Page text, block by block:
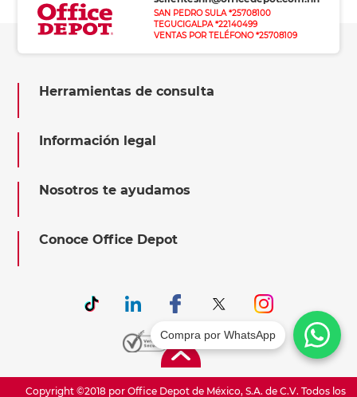
SAN PEDRO SULA *25708100
TEGUCIGALPA *22140499
VENTAS POR TELÉFONO *25708109
Herramientas de consulta
Información legal
Nosotros te ayudamos
Conoce Office Depot
Copyright ©2018 por Office Depot de México, S.A. de C.V. Todos los
Compra por WhatsApp